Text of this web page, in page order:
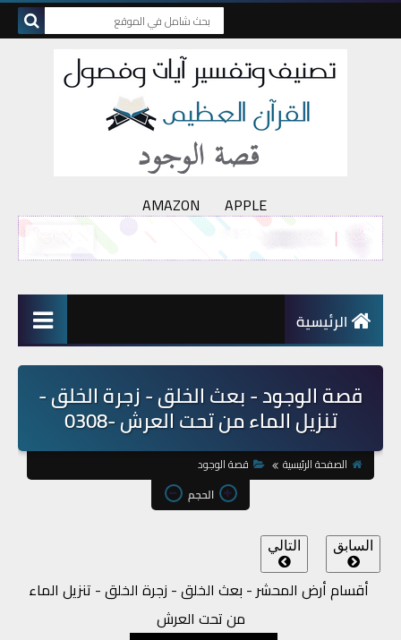
AMAZON APPLE
الرئيسية
قصة الوجود - بعث الخلق - زجرة الخلق -
تنزيل الماء من تحت العرش -0308
الصفحة الرئيسية
قصة الوجود
الحجم
السابق التالي
أقسام أرض المحشر - بعث الخلق - زجرة الخلق - تنزيل الماء
من تحت العرش